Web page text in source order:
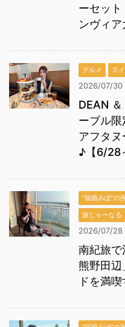
ーセット
ンヴィ
グルメ ス
2026/07/30
DEAN
ーブル
アフタ
♪【6/28
“福娘みぽ”の
旅じゃーなる
2026/07/28
南紀旅で
熊野田
ドを満